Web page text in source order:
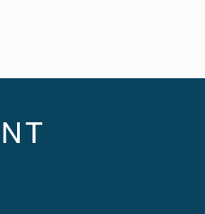
戦略の推進など、攻めの財
挑戦が可能です。